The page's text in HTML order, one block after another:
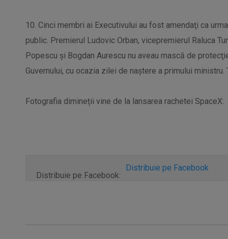
10. Cinci membri ai Executivului au fost amendaţi ca
public. Premierul Ludovic Orban, vicepremierul Raluca
Popescu şi Bogdan Aurescu nu aveau mască de
Guvernului, cu ocazia zilei de naştere a primului
Fotografia dimineții vine de la lansarea rachetei SpaceX:
Distribuie pe Facebook:
Distribuie pe Facebook